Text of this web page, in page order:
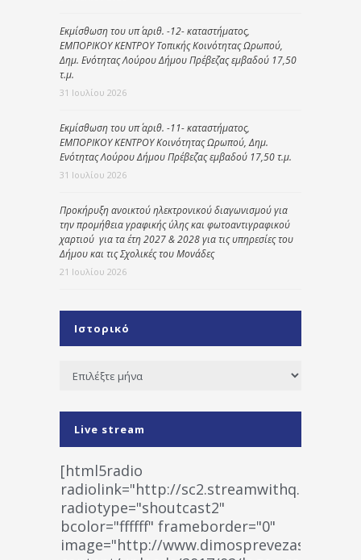
Εκμίσθωση του υπ΄ αριθ. -12- καταστήματος,
ΕΜΠΟΡΙΚΟΥ ΚΕΝΤΡΟΥ Τοπικής Κοινότητας Ωρωπού,
Δημ. Ενότητας Λούρου Δήμου Πρέβεζας εμβαδού 17,50
τ.μ.
31 Ιουλίου 2026
Εκμίσθωση του υπ΄ αριθ. -11- καταστήματος,
ΕΜΠΟΡΙΚΟΥ ΚΕΝΤΡΟΥ Κοινότητας Ωρωπού, Δημ.
Ενότητας Λούρου Δήμου Πρέβεζας εμβαδού 17,50 τ.μ.
31 Ιουλίου 2026
Προκήρυξη ανοικτού ηλεκτρονικού διαγωνισμού για
την προμήθεια γραφικής ύλης και φωτοαντιγραφικού
χαρτιού για τα έτη 2027 & 2028 για τις υπηρεσίες του
Δήμου και τις Σχολικές του Μονάδες
21 Ιουλίου 2026
Ιστορικό
Ιστορικό
Live stream
[html5radio
radiolink="http://
radiotype="shoutcast2"
bcolor="ffffff" frameborder="0"
image="http://www.dimosprevezas.gr/wp-